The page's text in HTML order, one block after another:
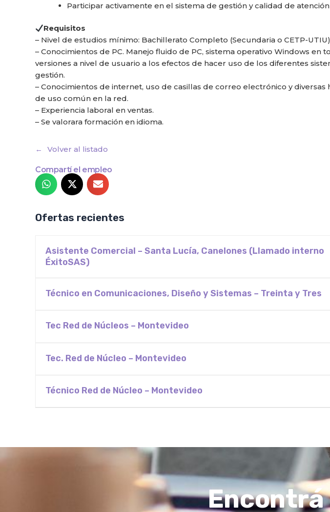
Participar activamente en el sistema de gestión y calidad de
Requisitos
– Nivel de estudios mínimo: Bachillerato Completo (Secundaria o CETP-
– Conocimientos de PC. Manejo fluido de PC, sistema operativo Windows en
versiones a nivel de usuario a los efectos de hacer uso de los diferentes
gestión.
– Conocimientos de internet, uso de casillas de correo electrónico y diversas
de uso común en la red.
– Experiencia laboral en ventas.
– Se valorara formación en idioma.
Volver al listado
Compartí el empleo
Ofertas recientes
Asistente Comercial – Santa Lucía, Canelones (Llamado interno
ÉxitoSAS)
Técnico en Comunicaciones, Diseño y Sistemas – Treinta y Tres
Tec Red de Núcleos – Montevideo
Tec. Red de Núcleo – Montevideo
Técnico Red de Núcleo – Montevideo